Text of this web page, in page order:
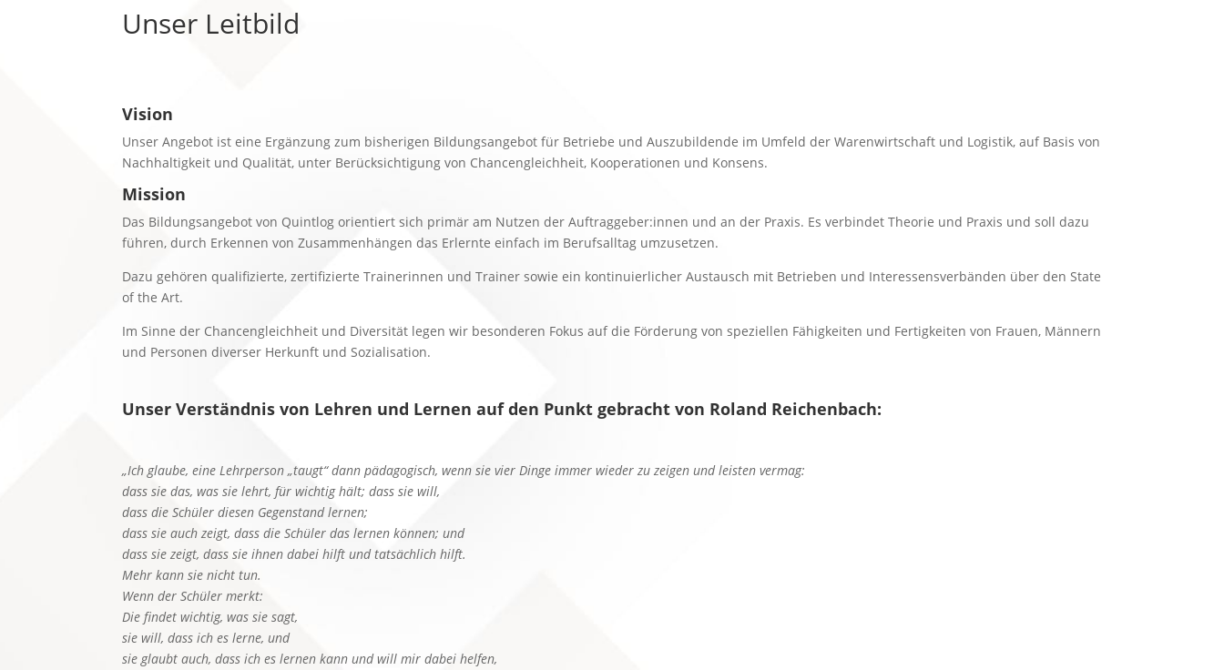
Unser Leitbild
Vision
Unser Angebot ist eine Ergänzung zum bisherigen Bildungsangebot für Betriebe und Auszubildende im Umfeld der Warenwirtschaft und Logistik, auf Basis von
Nachhaltigkeit und Qualität, unter Berücksichtigung von Chancengleichheit, Kooperationen und Konsens.
Mission
Das Bildungsangebot von Quintlog orientiert sich primär am Nutzen der Auftraggeber:innen und an der Praxis. Es verbindet Theorie und Praxis und soll dazu
führen, durch Erkennen von Zusammenhängen das Erlernte einfach im Berufsalltag umzusetzen.
Dazu gehören qualifizierte, zertifizierte Trainerinnen und Trainer sowie ein kontinuierlicher Austausch mit Betrieben und Interessensverbänden über den State
of the Art.
Im Sinne der Chancengleichheit und Diversität legen wir besonderen Fokus auf die Förderung von speziellen Fähigkeiten und Fertigkeiten von Frauen, Männern
und Personen diverser Herkunft und Sozialisation.
Unser Verständnis von Lehren und Lernen auf den Punkt gebracht von Roland Reichenbach:
„Ich glaube, eine Lehrperson „taugt“ dann pädagogisch, wenn sie vier Dinge immer wieder zu zeigen und leisten vermag:
dass sie das, was sie lehrt, für wichtig hält; dass sie will,
dass die Schüler diesen Gegenstand lernen;
dass sie auch zeigt, dass die Schüler das lernen können; und
dass sie zeigt, dass sie ihnen dabei hilft und tatsächlich hilft.
Mehr kann sie nicht tun.
Wenn der Schüler merkt:
Die findet wichtig, was sie sagt,
sie will, dass ich es lerne, und
sie glaubt auch, dass ich es lernen kann und will mir dabei helfen,